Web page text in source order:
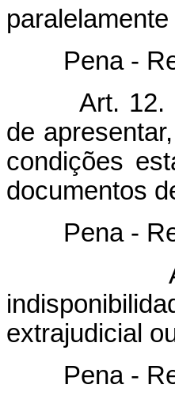
Pena -
Art. 12.
de
condições
documentos
Pena -
extrajudicial
Pena -